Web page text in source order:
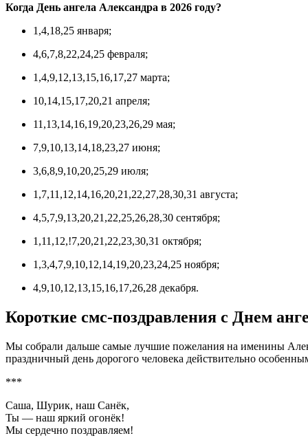
Когда День ангела Александра в 2026 году?
1,4,18,25 января;
4,6,7,8,22,24,25 февраля;
1,4,9,12,13,15,16,17,27 марта;
10,14,15,17,20,21 апреля;
11,13,14,16,19,20,23,26,29 мая;
7,9,10,13,14,18,23,27 июня;
3,6,8,9,10,20,25,29 июля;
1,7,11,12,14,16,20,21,22,27,28,30,31 августа;
4,5,7,9,13,20,21,22,25,26,28,30 сентября;
1,11,12,!7,20,21,22,23,30,31 октября;
1,3,4,7,9,10,12,14,19,20,23,24,25 ноября;
4,9,10,12,13,15,16,17,26,28 декабря.
Короткие смс-поздравления с Днем
Мы собрали дальше самые лучшие пожелания на именины
праздничный день дорогого человека действительно
***
Саша, Шурик, наш Санёк,
Ты — наш яркий огонёк!
Мы сердечно поздравляем!